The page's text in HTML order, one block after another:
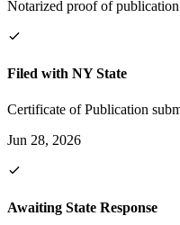
Notarized proof of
Filed with NY State
Certificate of Publication
Jun 28, 2026
Awaiting State Response